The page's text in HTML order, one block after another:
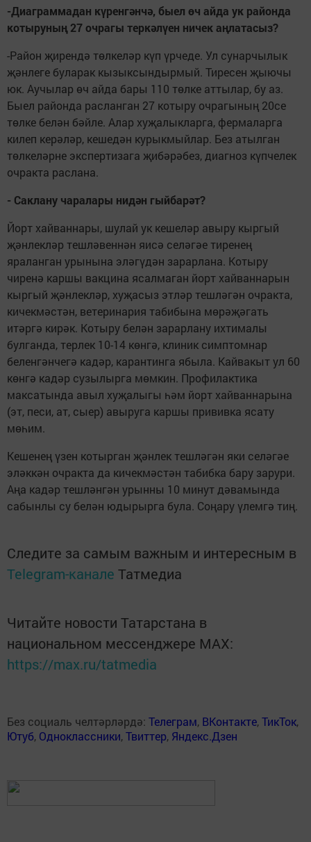
-Диаграммадан күренгәнчә, быел өч айда ук районда
котыруның 27 очрагы теркәлүен ничек аңлатасыз?
-Район җирендә төлкеләр күп үрчеде. Ул сунарчылык
җәнлеге буларак кызыксындырмый. Тиресен җыючы
юк. Аучылар өч айда бары 110 төлке аттылар, бу аз.
Быел районда расланган 27 котыру очрагының 20се
төлке белән бәйле. Алар хуҗалыкларга, фермаларга
килеп керәләр, кешедән курыкмыйлар. Без атылган
төлкеләрне экспертизага җибәрәбез, диагноз күпчелек
очракта раслана.
- Саклану чаралары нидән гыйбарәт?
Йорт хайваннары, шулай ук кешеләр авыру кыргый
җәнлекләр тешләвеннән яисә селәгәе тиренең
яраланган урынына эләгүдән зарарлана. Котыру
чиренә каршы вакцина ясалмаган йорт хайваннарын
кыргый җәнлекләр, хуҗасыз этләр тешләгән очракта,
кичекмәстән, ветеринария табибына мөрәҗәгать
итәргә кирәк. Котыру белән зарарлану ихтималы
булганда, терлек 10-14 көнгә, клиник симптомнар
беленгәнчегә кадәр, карантинга ябыла. Кайвакыт ул 60
көнгә кадәр сузылырга мөмкин. Профилактика
максатында авыл хуҗалыгы һәм йорт хайваннарына
(эт, песи, ат, сыер) авыруга каршы прививка ясату
мөһим.
Кешенең үзен котырган җәнлек тешләгән яки селәгәе
эләккән очракта да кичекмәстән табибка бару зарури.
Аңа кадәр тешләнгән урынны 10 минут дәвамында
сабынлы су белән юдырырга була. Соңару үлемгә тиң.
Следите за самым важным и интересным в
Telegram-канале Татмедиа
Читайте новости Татарстана в
национальном мессенджере MАХ:
https://max.ru/tatmedia
Без социаль челтәрләрдә: Телеграм, ВКонтакте,ТикТок,
Ютуб, Одноклассники,Твиттер, Яндекс.Дзен